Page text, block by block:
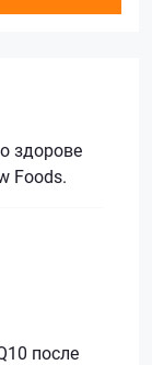
здорове
Foods.
после